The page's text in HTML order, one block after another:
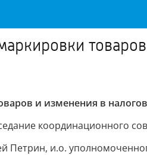
и изменения в
координационного
Петрин, и.о.